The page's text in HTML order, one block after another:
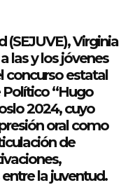
(SEJUVE), Virginia
las y los jóvenes
concurso estatal
“Hugo
2024, cuyo
oral como
de
la juventud.